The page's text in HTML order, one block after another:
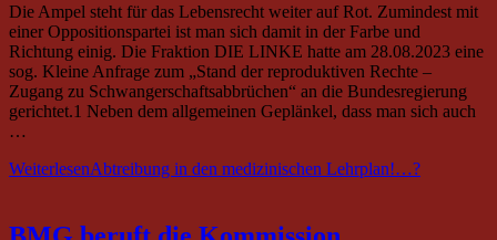
Die Ampel steht für das Lebensrecht weiter auf Rot. Zumindest mit
einer Oppositionspartei ist man sich damit in der Farbe und
Richtung einig. Die Fraktion DIE LINKE hatte am 28.08.2023 eine
sog. Kleine Anfrage zum „Stand der reproduktiven Rechte –
Zugang zu Schwangerschaftsabbrüchen“ an die Bundesregierung
gerichtet.1 Neben dem allgemeinen Geplänkel, dass man sich auch
…
WeiterlesenAbtreibung in den medizinischen Lehrplan!…?